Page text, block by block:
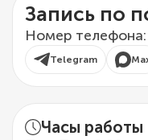
Запись по
Номер телефона:
Telegram
Часы работы